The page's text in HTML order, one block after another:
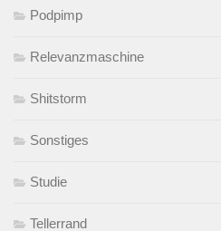
Podpimp
Relevanzmaschine
Shitstorm
Sonstiges
Studie
Tellerrand